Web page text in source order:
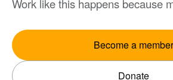
Work like this happens because
Become a member
Donate